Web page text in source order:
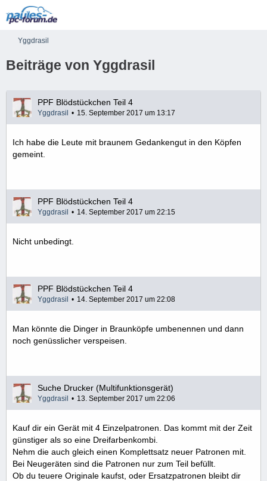
Yggdrasil
Beiträge von Yggdrasil
PPF Blödstückchen Teil 4
Yggdrasil 15. September 2017 um 13:17
Ich habe die Leute mit braunem Gedankengut in den Köpfen
gemeint.
PPF Blödstückchen Teil 4
Yggdrasil 14. September 2017 um 22:15
Nicht unbedingt.
PPF Blödstückchen Teil 4
Yggdrasil 14. September 2017 um 22:08
Man könnte die Dinger in Braunköpfe umbenennen und dann
noch genüsslicher verspeisen.
Suche Drucker (Multifunktionsgerät)
Yggdrasil 13. September 2017 um 22:06
Kauf dir ein Gerät mit 4 Einzelpatronen. Das kommt mit der Zeit
günstiger als so eine Dreifarbenkombi.
Nehm die auch gleich einen Komplettsatz neuer Patronen mit.
Bei Neugeräten sind die Patronen nur zum Teil befüllt.
Ob du teuere Originale kaufst, oder Ersatzpatronen bleibt dir